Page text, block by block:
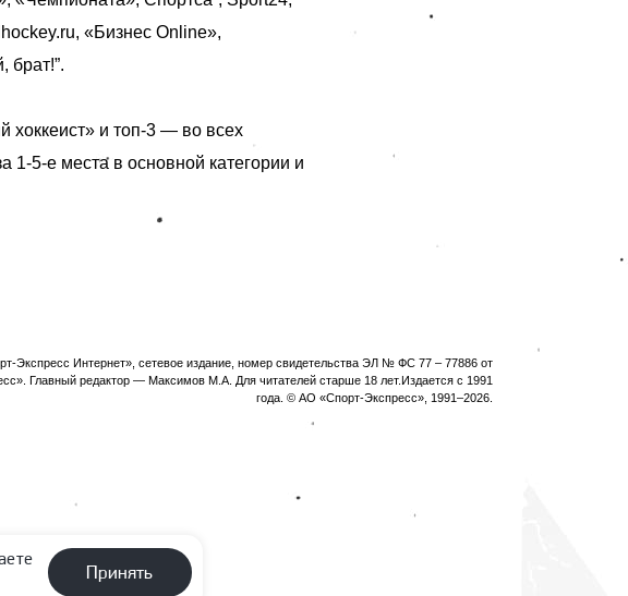
«Бизнес Online»,
брат!”.
хоккеист» и топ-3 — во всех
1-5-е места в основной категории и
Экспресс Интернет», сетевое издание, номер свидетельства ЭЛ № ФС 77 – 77886 от
Главный редактор — Максимов М.А. Для читателей старше 18 лет.Издается с 1991
года. © АО «Спорт-Экспресс», 1991–2026.
Принять